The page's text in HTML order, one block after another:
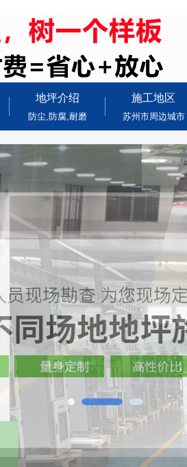
地坪介绍
防尘,防腐,耐磨
施工地区
苏州市周边城市